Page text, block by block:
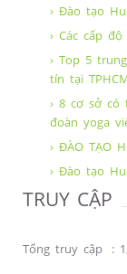
› Đào tạo
› Các cấp
› Top 5
tín tại
› 8 cơ sở có
đoàn yoga
› ĐÀO TẠO
› Đào tạo
TRUY CẬP
Tổng truy cập :